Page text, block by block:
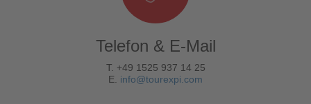
Telefon & E-Mail
T. +49 1525 937 14 25
E. info@tourexpi.com